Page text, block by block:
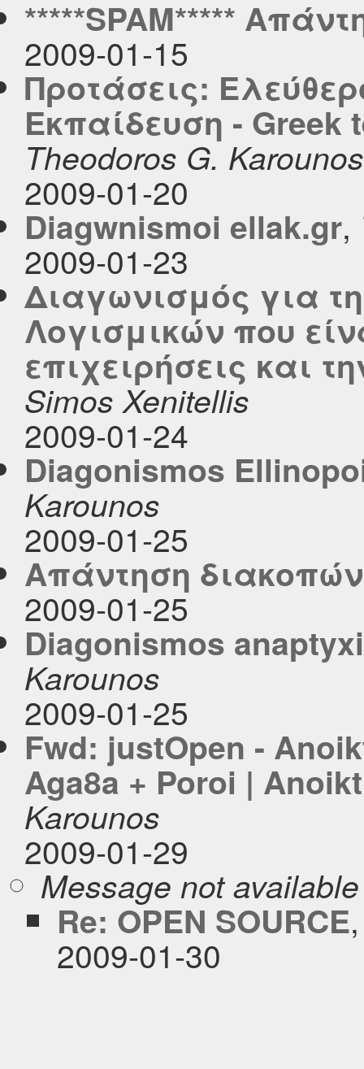
*****SPAM*****
2009-01-15
Προτάσεις:
Εκπαίδευση - Greek
Theodoros G. Karounos
2009-01-20
Diagwnismoi ellak.gr,
2009-01-23
Διαγωνισμός για
Λογισμικών που
επιχειρήσεις και
Simos Xenitellis
2009-01-24
Diagonismos
Karounos
2009-01-25
Απάντηση διακοπών
2009-01-25
Diagonismos
Karounos
2009-01-25
Fwd: justOpen -
Aga8a + Poroi |
Karounos
2009-01-29
Message not available
Re: OPEN SOURCE
2009-01-30